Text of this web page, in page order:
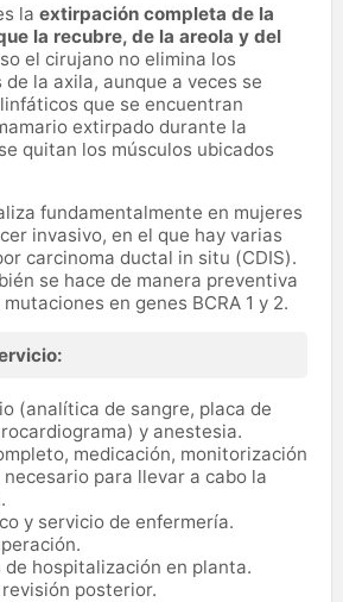
la extirpación completa de la
la recubre, de la areola y del
el cirujano no elimina los
la axila, aunque a veces se
que se encuentran
extirpado durante la
quitan los músculos ubicados
fundamentalmente en mujeres
invasivo, en el que hay varias
carcinoma ductal in situ (CDIS).
se hace de manera preventiva
en genes BCRA 1 y 2.
(analítica de sangre, placa de
y anestesia.
medicación, monitorización
para llevar a cabo la
y servicio de enfermería.
de hospitalización en planta.
posterior.